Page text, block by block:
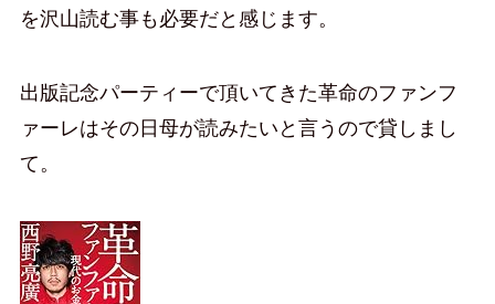
を沢山読む事も必要だと感じます。
出版記念パーティーで頂いてきた革命のファンフ
ァーレはその日母が読みたいと言うので貸しまし
て。